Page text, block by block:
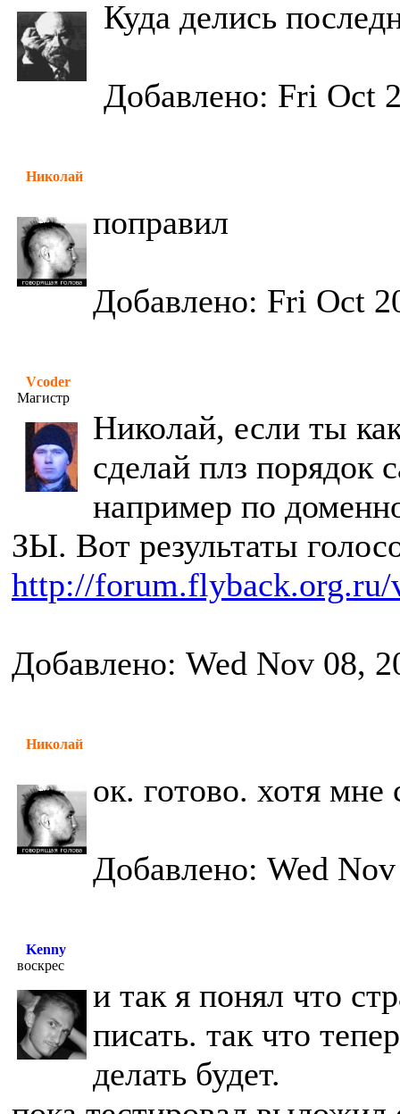
Куда делись
Добавлено: Fri Oct
Николай
поправил
Добавлено: Fri Oct
Vcoder
Магистр
Николай, если ты
сделай плз порядок
например по
ЗЫ. Вот результаты
http://forum.flyback.org.ru/
Добавлено: Wed Nov 08,
Николай
ок. готово. хотя
Добавлено: Wed
Kenny
воскрес
и так я понял что
писать. так что
делать будет.